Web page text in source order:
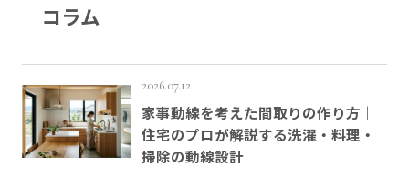
コラム
2026.07.12
家事動線を考えた間取りの作り方｜
住宅のプロが解説する洗濯・料理・
掃除の動線設計